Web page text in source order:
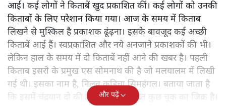
आई। कई लोगों ने किताबें खुद प्रकाशित कीं। कई लोगों को उनकी
किताबों के लिए परेशान किया गया। आज के समय में किताब
लिखने से मुश्किल है प्रकाशक ढूंढ़ना। इसके बावजूद कई अच्छी
किताबें आई हैं। स्वप्रकाशित और नये अनजाने प्रकाशकों की भी।
लेकिन हाल के समय में दो किताबें नहीं आने की खबर है। पहली
किताब इसरो के प्रमुख एस सोमनाथ की है जो मलयालम में लिखी
गई थी। इसका नाम है, निलवु कुडिचा सिमहंगल। बताया जाता है
कि इसमें चंद्रयान दो की नाकामी से संबंधित कुछ चूक का जिक्र है।
और पढ़ें